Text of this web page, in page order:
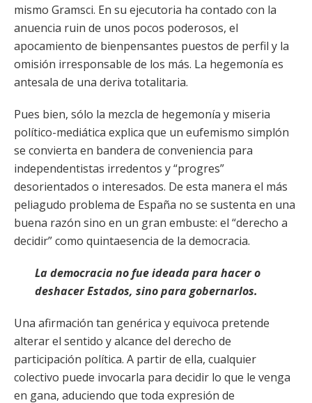
mismo Gramsci. En su ejecutoria ha contado con la
anuencia ruin de unos pocos poderosos, el
apocamiento de bienpensantes puestos de perfil y la
omisión irresponsable de los más. La hegemonía es
antesala de una deriva totalitaria.
Pues bien, sólo la mezcla de hegemonía y miseria
político-mediática explica que un eufemismo simplón
se convierta en bandera de conveniencia para
independentistas irredentos y “progres”
desorientados o interesados. De esta manera el más
peliagudo problema de España no se sustenta en una
buena razón sino en un gran embuste: el “derecho a
decidir” como quintaesencia de la democracia.
La democracia no fue ideada para hacer o
deshacer Estados, sino para gobernarlos.
Una afirmación tan genérica y equivoca pretende
alterar el sentido y alcance del derecho de
participación política. A partir de ella, cualquier
colectivo puede invocarla para decidir lo que le venga
en gana, aduciendo que toda expresión de